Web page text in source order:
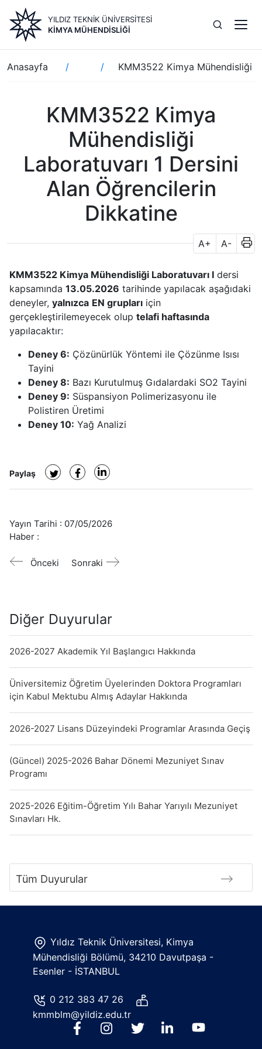
içeriğe
atla
YILDIZ TEKNİK ÜNİVERSİTESİ
KIMYA MÜHENDISLIĞI
Sayfa
yolu
Anasayfa KMM3522 Kimya Mühendisliği
KMM3522 Kimya
Mühendisliği
Laboratuvarı 1 Dersini
Alan Öğrencilerin
Dikkatine
A+ A-
KMM3522 Kimya Mühendisliği Laboratuvarı I dersi
kapsamında 13.05.2026 tarihinde yapılacak aşağıdaki
deneyler, yalnızca EN grupları için
gerçekleştirilemeyecek olup telafi haftasında
yapılacaktır:
Deney 6: Çözünürlük Yöntemi ile Çözünme Isısı
Tayini
Deney 8: Bazı Kurutulmuş Gıdalardaki SO2 Tayini
Deney 9: Süspansiyon Polimerizasyonu ile
Polistiren Üretimi
Deney 10: Yağ Analizi
Paylaş
Yayın Tarihi : 07/05/2026
Haber :
Önceki Sonraki
Diğer Duyurular
2026-2027 Akademik Yıl Başlangıcı Hakkında
Üniversitemiz Öğretim Üyelerinden Doktora Programları
için Kabul Mektubu Almış Adaylar Hakkında
2026-2027 Lisans Düzeyindeki Programlar Arasında Geçiş
(Güncel) 2025-2026 Bahar Dönemi Mezuniyet Sınav
Programı
2025-2026 Eğitim-Öğretim Yılı Bahar Yarıyılı Mezuniyet
Sınavları Hk.
Tüm Duyurular
Yıldız Teknik Üniversitesi, Kimya
Mühendisliği Bölümü, 34210 Davutpaşa -
Esenler - İSTANBUL
0 212 383 47 26
kmmblm@yildiz.edu.tr